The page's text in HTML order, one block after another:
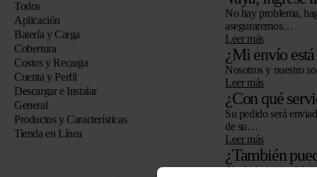
Todos
Aplicación
Batería y Carga
Cobertura
Costos y Recarga
Cuenta y Perfil
Descargar e Instalar
General
Productos y Características
Tienda en Línea
No hay problema,
aseguraremos…
Leer más
¿Mi envío
Nosotros y nuestro
Leer más
¿Con qué
Su pedido será
de su…
Leer más
¿También
Sin duda, es posible